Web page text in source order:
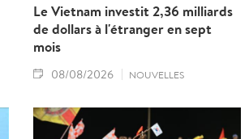
Le Vietnam investit 2,36 milliards
de dollars à l'étranger en sept
mois
08/08/2026 NOUVELLES